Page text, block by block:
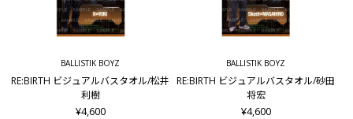
BALLISTIK BOYZ
RE:BIRTH ビジュアルバスタオル/松井
利樹
¥4,600
BALLISTIK BOYZ
RE:BIRTH ビジュアルバスタオル/砂田
将宏
¥4,600